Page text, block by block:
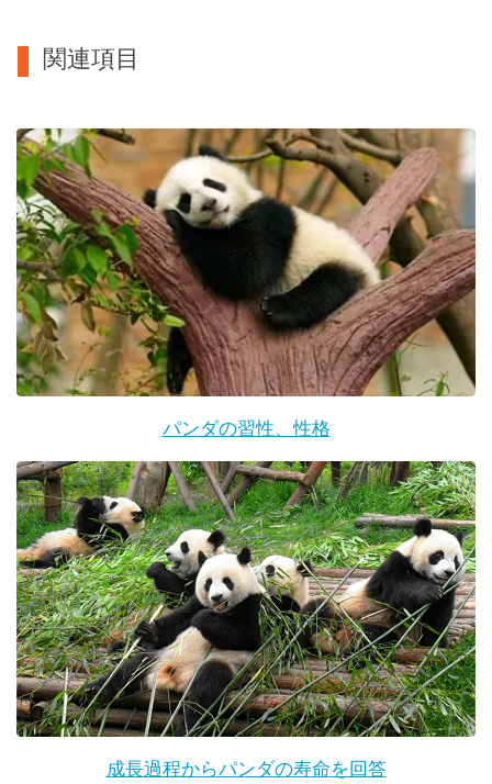
関連項目
パンダの習性、性格
成長過程からパンダの寿命を回答